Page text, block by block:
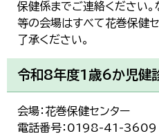
保健係までご連絡ください。
等の会場はすべて花巻保健
了承ください。
令和8年度1歳6か児健
会場：花巻保健センター
電話番号：0198-41-3609